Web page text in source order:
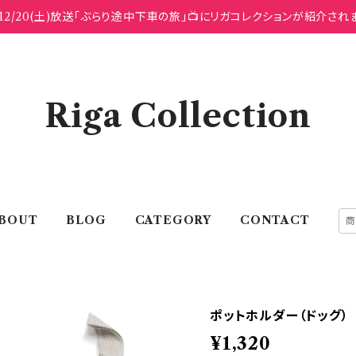
20(土)放送「ぶらり途中下車の旅」📺にリガコレクションが紹介され
Riga Collection
BLOG CATEGORY CONTACT
ポットホルダー（ドッグ）
¥1,320